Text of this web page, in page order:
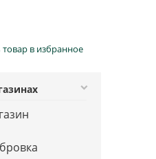
в избранное